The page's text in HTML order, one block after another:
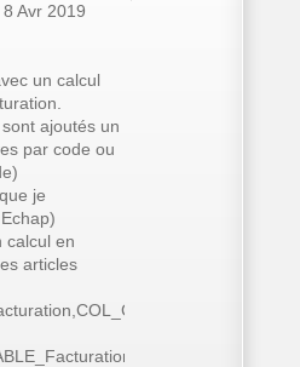
Avr 2019
un calcul
ajoutés un
par code ou
je
calcul en
articles